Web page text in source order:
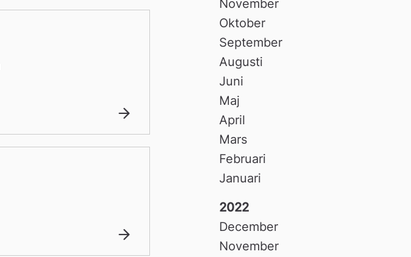
November
Oktober
September
Augusti
Juni
Maj
April
Mars
Februari
Januari
2022
December
November